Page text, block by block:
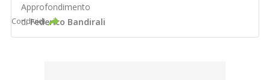
Approfondimento
diFederico Bandirali
Condividi